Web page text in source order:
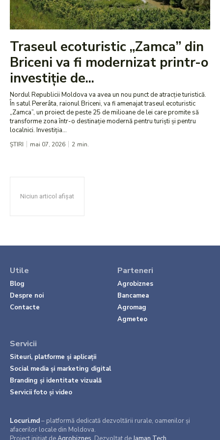
Traseul ecoturistic „Zamca” din
Briceni va fi modernizat printr-o
investiție de...
Nordul Republicii Moldova va avea un nou punct de atracție turistică.
În satul Pererâta, raionul Briceni, va fi amenajat traseul ecoturistic
„Zamca”, un proiect de peste 25 de milioane de lei care promite să
transforme zona într-o destinație modernă pentru turiști și pentru
localnici. Investiția...
ȘTIRI mai 07, 2026 2 min.
Niciun articol afișat
Utile
Blog
Despre noi
Contacte
Parteneri
Agrobiznes
Bancamea
Agromag
Agmeteo
Servicii
Siteuri, platforme și aplicații
Social media și marketing digital
Branding și identitate vizuală
Servicii foto și video
Locuri.md– platformă dedicată dezvoltării rurale, oamenilor și
afacerilor locale din Moldova.